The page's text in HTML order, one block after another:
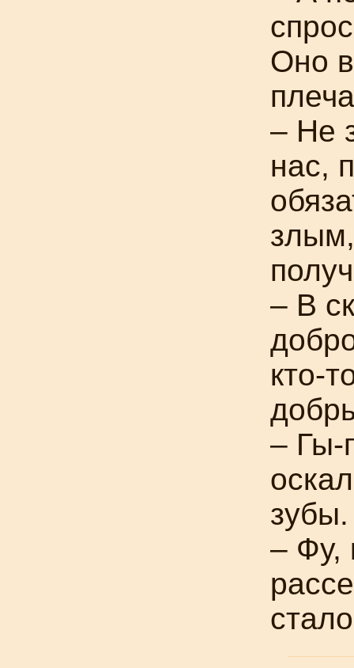
Оно
– Не
нас,
– В
кто-
– Гы-
зубы.
– Фу,